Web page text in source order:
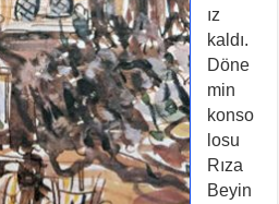
ız
kaldı.
Döne
min
konso
losu
Rıza
Beyin